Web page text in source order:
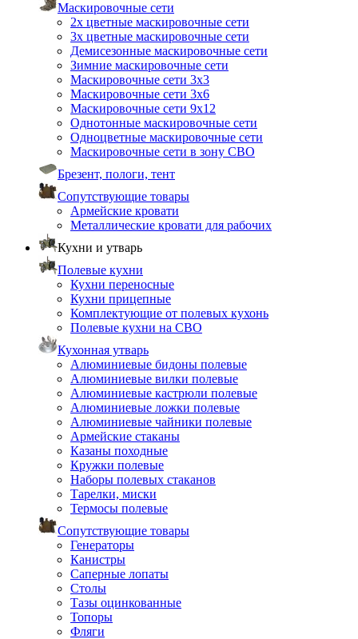
Маскировочные сети
2х цветные маскировочные сети
3х цветные маскировочные сети
Демисезонные маскировочные сети
Зимние маскировочные сети
Маскировочные сети 3х3
Маскировочные сети 3х6
Маскировочные сети 9х12
Однотонные маскировочные сети
Одноцветные маскировочные сети
Маскировочные сети в зону СВО
Брезент, пологи, тент
Сопутствующие товары
Армейские кровати
Металлические кровати для рабочих
Кухни и утварь
Полевые кухни
Кухни переносные
Кухни прицепные
Комплектующие от полевых кухонь
Полевые кухни на СВО
Кухонная утварь
Алюминиевые бидоны полевые
Алюминиевые вилки полевые
Алюминиевые кастрюли полевые
Алюминиевые ложки полевые
Алюминиевые чайники полевые
Армейские стаканы
Казаны походные
Кружки полевые
Наборы полевых стаканов
Тарелки, миски
Термосы полевые
Сопутствующие товары
Генераторы
Канистры
Саперные лопаты
Столы
Тазы оцинкованные
Топоры
Фляги